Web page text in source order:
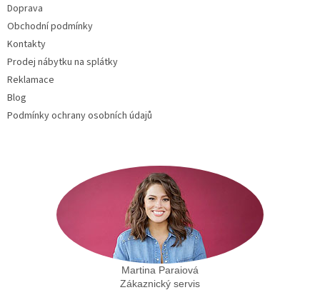
Doprava
Obchodní podmínky
Kontakty
Prodej nábytku na splátky
Reklamace
Blog
Podmínky ochrany osobních údajů
Martina Paraiová
Zákaznický servis